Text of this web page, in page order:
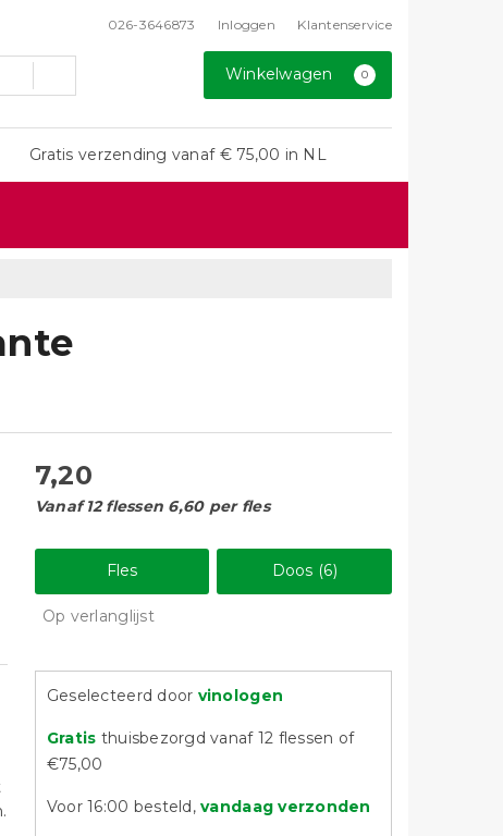
026-3646873 Inloggen Klantenservice
Winkelwagen 0
Gratis verzending vanaf € 75,00 in NL
7,20
Vanaf 12 flessen 6,60 per fles
Fles Doos (6)
Op verlanglijst
Geselecteerd door vinologen
Gratis thuisbezorgd vanaf 12 flessen of
€75,00
Voor 16:00 besteld,vandaag verzonden